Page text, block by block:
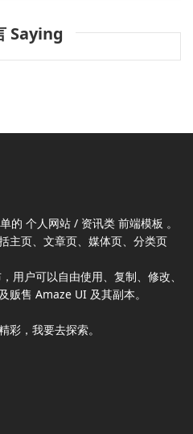
Saying
的 个人网站 / 资讯类 前端模板 。
主页、文章页、媒体页、分类页
用户可以自由使用、复制、修改、
贩售 Amaze UI 及其副本。
彩，我要去探索。